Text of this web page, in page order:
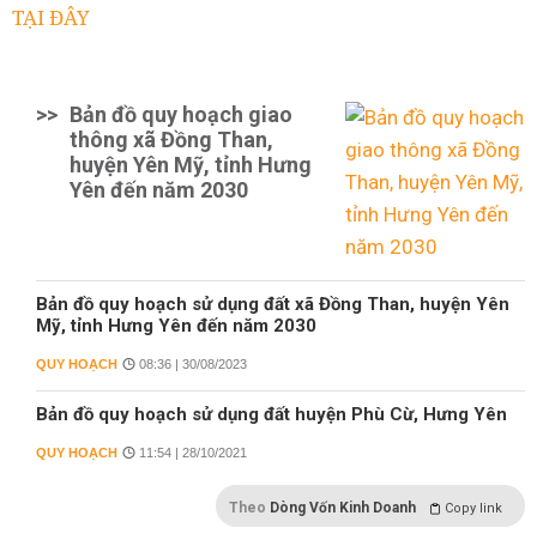
TẠI ĐÂY
>> Bản đồ quy hoạch giao
thông xã Đồng Than,
huyện Yên Mỹ, tỉnh Hưng
Yên đến năm 2030
Bản đồ quy hoạch sử dụng đất xã Đồng Than, huyện Yên
Mỹ, tỉnh Hưng Yên đến năm 2030
QUY HOẠCH 08:36 | 30/08/2023
Bản đồ quy hoạch sử dụng đất huyện Phù Cừ, Hưng Yên
QUY HOẠCH 11:54 | 28/10/2021
Theo Dòng Vốn Kinh Doanh Copy link